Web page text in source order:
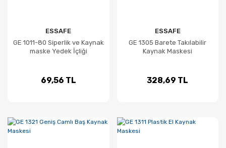
ESSAFE
GE 1011-80 Siperlik ve Kaynak
maske Yedek İçliği
69,56 TL
ESSAFE
GE 1305 Barete Takılabilir
Kaynak Maskesi
328,69 TL